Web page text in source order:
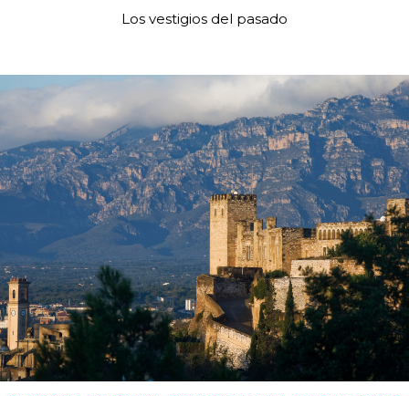
Los vestigios del pasado